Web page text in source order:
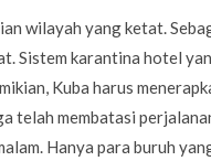
wilayah yang ketat.
Sistem karantina hotel
Kuba harus
telah membatasi
Hanya para buruh